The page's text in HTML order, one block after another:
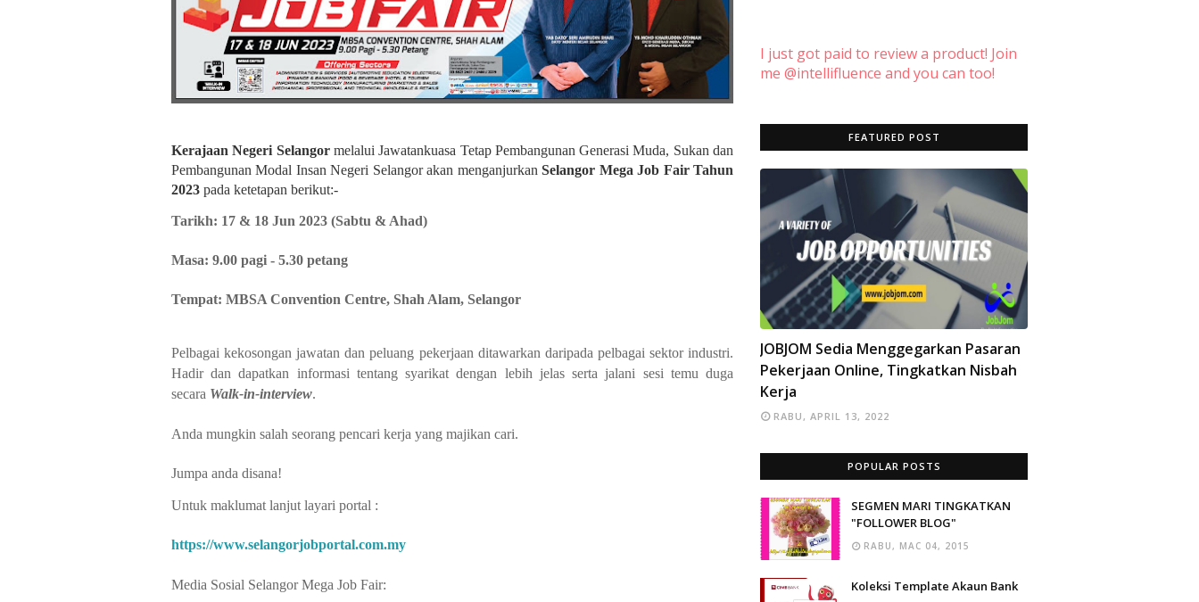
Kerajaan Negeri Selangormelalui Jawatankuasa Tetap Pembangunan Generasi Muda, Sukan dan
Pembangunan Modal Insan Negeri Selangor akan menganjurkanSelangor Mega Job Fair Tahun
2023 pada ketetapan berikut:-
Tarikh: 17 & 18 Jun 2023 (Sabtu & Ahad)
Masa: 9.00 pagi - 5.30 petang
Tempat: MBSA Convention Centre, Shah Alam, Selangor
Pelbagai kekosongan jawatan dan peluang pekerjaan ditawarkan daripada pelbagai sektor industri.
Hadir dan dapatkan informasi tentang syarikat dengan lebih jelas serta jalani sesi temu duga
secara Walk-in-interview.
Anda mungkin salah seorang pencari kerja yang majikan cari.
Jumpa anda disana!
Untuk maklumat lanjut layari portal :
https://www.selangorjobportal.com.my
Media Sosial Selangor Mega Job Fair:
I just got paid to review a product! Join
me @intellifluence and you can too!
FEATURED POST
INFO
JOBJOM Sedia Menggegarkan Pasaran
Pekerjaan Online, Tingkatkan Nisbah
Kerja
RABU, APRIL 13, 2022
POPULAR POSTS
SEGMEN MARI TINGKATKAN
"FOLLOWER BLOG"
RABU, MAC 04, 2015
Koleksi Template Akaun Bank